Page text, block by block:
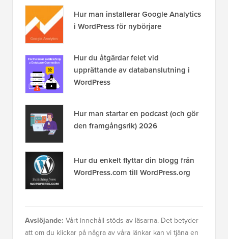
Hur man installerar Google Analytics
i WordPress för nybörjare
Hur du åtgärdar felet vid
upprättande av databanslutning i
WordPress
Hur man startar en podcast (och gör
den framgångsrik) 2026
Hur du enkelt flyttar din blogg från
WordPress.com till WordPress.org
Avslöjande: Vårt innehåll stöds av läsarna. Det betyder
att om du klickar på några av våra länkar kan vi tjäna en